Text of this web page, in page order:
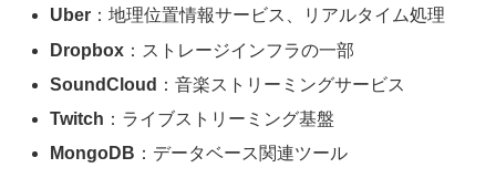
Uber ：地理位置情報サービス、リアルタイム処理
Dropbox ：ストレージインフラの一部
SoundCloud ：音楽ストリーミングサービス
Twitch ：ライブストリーミング基盤
MongoDB ：データベース関連ツール